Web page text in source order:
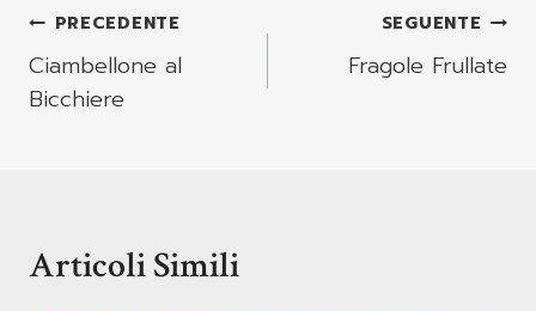
Navigazione
Articoli
PRECEDENTE
Ciambellone al
Bicchiere
SEGUENTE
Fragole Frullate
Articoli Simili